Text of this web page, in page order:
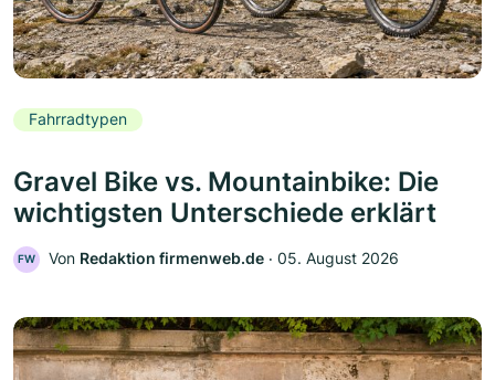
Fahrradtypen
Gravel Bike vs. Mountainbike: Die
wichtigsten Unterschiede erklärt
FW Von Redaktion firmenweb.de ‧ 05. August 2026